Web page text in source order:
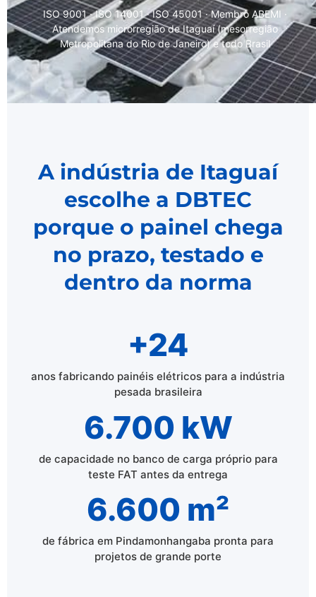
ISO 9001 · ISO 14001 · ISO 45001 · Membro ABEMI ·
Atendemos microrregião de Itaguaí (mesorregião
Metropolitana do Rio de Janeiro) e todo Brasil
A indústria de Itaguaí
escolhe a DBTEC
porque o painel chega
no prazo, testado e
dentro da norma
+24
anos fabricando painéis elétricos para a indústria
pesada brasileira
6.700 kW
de capacidade no banco de carga próprio para
teste FAT antes da entrega
6.600 m²
de fábrica em Pindamonhangaba pronta para
projetos de grande porte